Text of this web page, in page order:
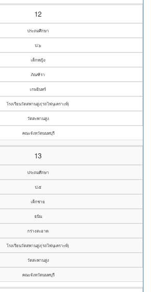
12
ประถมศึกษา
ป.๖
เด็กหญิง
ภัณฑิรา
เกษอินทร์
โรงเรียนวัดสพานสูง(รถไฟนุเคราะห์)
วัดสะพานสูง
คณะจังหวัดนนทบุรี
13
ประถมศึกษา
ป.๕
เด็กชาย
ธนิน
กร่างสะอาด
โรงเรียนวัดสพานสูง(รถไฟนุเคราะห์)
วัดสะพานสูง
คณะจังหวัดนนทบุรี